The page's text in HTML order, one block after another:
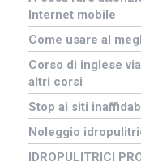
Internet mobile
Come usare al
Corso di inglese
altri corsi
Stop ai siti
Noleggio
IDROPULITRICI